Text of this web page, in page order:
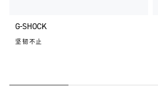
G-SHOCK
坚韧不止